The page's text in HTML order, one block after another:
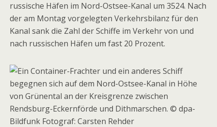
russische Häfen im Nord-Ostsee-Kanal um 3524. Nach
der am Montag vorgelegten Verkehrsbilanz für den
Kanal sank die Zahl der Schiffe im Verkehr von und
nach russischen Häfen um fast 20 Prozent.